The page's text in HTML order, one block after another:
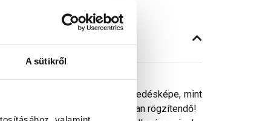
A sütikről
és egységesebb a tető fedésképe, mint
vagy csavarozással viharállóan rögzítendő!